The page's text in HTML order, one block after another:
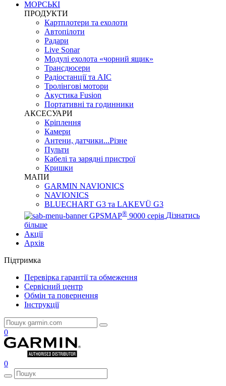
МОРСЬКІ
ПРОДУКТИ
Картплотери та ехолоти
Автопілоти
Радари
Live Sonar
Модулі ехолота «чорний ящик»
Трансдюсери
Радіостанції та АІС
Тролінгові мотори
Акустика Fusion
Портативні та годинники
АКСЕСУАРИ
Кріплення
Камери
Антени, датчики...Різне
Пульти
Кабелі та зарядні пристрої
Кришки
МАПИ
GARMIN NAVIONICS
NAVIONICS
BLUECHART G3 та LAKEVÜ G3
GPSMAP® 9000 серія Дізнатись
більше
Акції
Архів
Підтримка
Перевірка гарантії та обмеження
Сервісний центр
Обмін та повернення
Інструкції
0
0